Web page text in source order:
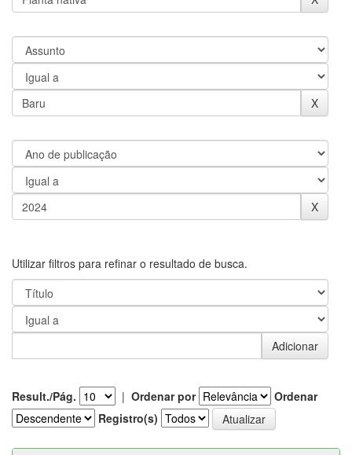
Utilizar filtros para refinar o resultado de busca.
Result./Pág. | Ordenar por
Ordenar
Registro(s)